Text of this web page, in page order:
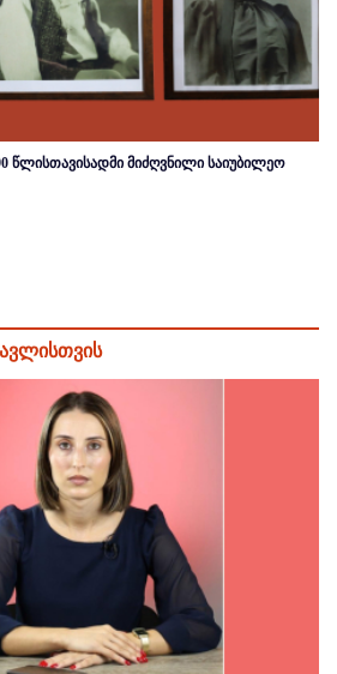
წლისთავისადმი მიძღვნილი საიუბილეო